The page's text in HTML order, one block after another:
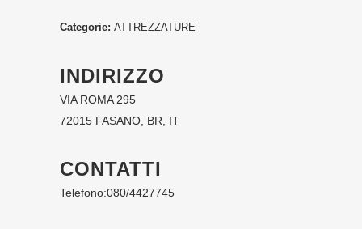
Categorie: ATTREZZATURE
INDIRIZZO
VIA ROMA 295
72015 FASANO, BR, IT
CONTATTI
Telefono:080/4427745